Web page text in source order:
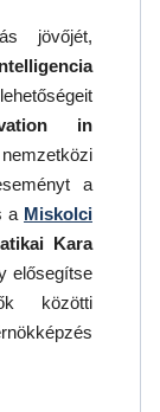
jövőjét,
in
a
a Miskolci
Kara
elősegítse
közötti